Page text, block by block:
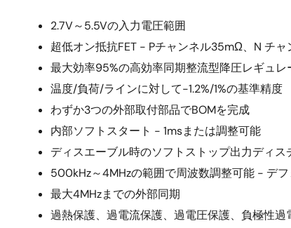
2.7V～5.5Vの入力電圧範囲
超低オン抵抗FET - Pチャンネル35mΩ、N チャ
最大効率95%の高効率同期整流型降圧レギュレ
温度/負荷/ラインに対して-1.2%/1%の基準精度
わずか3つの外部取付部品でBOMを完成
内部ソフトスタート - 1msまたは調整可能
ディスエーブル時のソフトストップ出力ディス
500kHz～4MHzの範囲で周波数調整可能 - デ
最大4MHzまでの外部同期
過熱保護、過電流保護、過電圧保護、負極性過